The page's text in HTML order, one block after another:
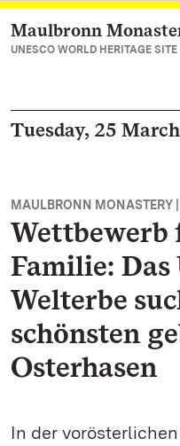
Navigate to main
Maulbronn
UNESCO WORLD HERITAGE SITE
Tuesday, 25
MAULBRONN MONASTERY |
Wettbewerb
Familie: Das
Welterbe
schönsten
Osterhasen
In der